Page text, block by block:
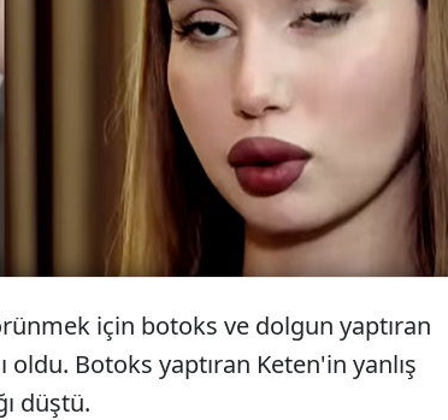
3 ay kala botoks yaptıran kadının göz kapağı
için sahte uzmana yeniden gitmek isteyen
söz konusu ofisin apar topar kapatıldığını gördü.
için botoks ve dolgun yaptıran
Botoks yaptıran Keten'in yanlış
düştü.